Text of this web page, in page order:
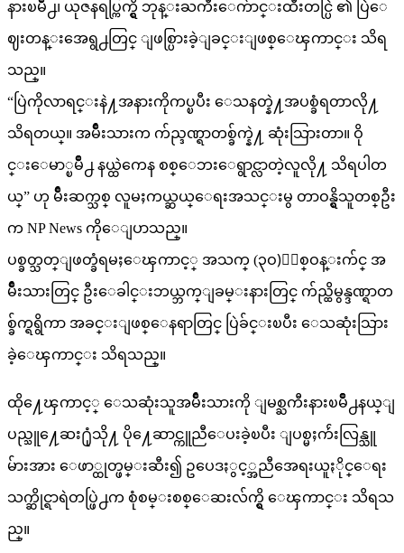
နားၿမိဳ႕၊ ယုဇနရပ္ကြက္ရွိ ဘုန္းႀကီးေက်ာင္းထီးတင္ပြဲ ၏ ပြဲေ
ဈးတန္းအေရွ႕တြင္ ျဖစ္ပြားခဲ့ျခင္းျဖစ္ေၾကာင္း သိရ
သည္။
“ပြဲကိုလာရင္းနဲ႔အနားကိုကပ္ၿပီး ေသနတ္နဲ႔အပစ္ခံရတာလို႔
သိရတယ္။ အမ်ိဳးသားက က်ည္ဒဏ္ရာတစ္ခ်က္နဲ႔ ဆုံးသြားတာ။ ဝို
င္းေမာ္ၿမိဳ႕ နယ္ထဲကေန စစ္ေဘးေရွာင္လာတဲ့လူလို႔ သိရပါတ
ယ္” ဟု မ်ိဳးဆက္သစ္ လူမႈကယ္ဆယ္ေရးအသင္းမွ တာဝန္ရွိသူတစ္ဦး
က NP News ကိုေျပာသည္။
ပစ္ခတ္သတ္ျဖတ္ခံရမႈေၾကာင့္ အသက္ (၃ဝ)ႏွစ္ဝန္းက်င္ အ
မ်ိဳးသားတြင္ ဦးေခါင္းဘယ္ဘက္ျခမ္းနားတြင္ က်ည္ထိမွန္ဒဏ္ရာတ
စ္ခ်က္ရရွိကာ အခင္းျဖစ္ေနရာတြင္ ပြဲခ်င္းၿပီး ေသဆုံးသြား
ခဲ့ေၾကာင္း သိရသည္။
ထို႔ေၾကာင့္ ေသဆုံးသူအမ်ိဳးသားကို ျမစ္ႀကီးနားၿမိဳ႕နယ္ျ
ပည္သူ႔ေဆး႐ုံသို႔ ပို႔ေဆာင္ကူညီေပးခဲ့ၿပီး ျပစ္မႈက်ဴးလြန္သူ
မ်ားအား ေဖာ္ထုတ္ဖမ္းဆီး၍ ဥပေဒႏွင့္အညီအေရးယူႏိုင္‌ေရး
သက္ဆိုင္ရာရဲတပ္ဖြဲ႕က စုံစမ္းစစ္ေဆးလ်က္ရွိ ေၾကာင္း သိရသ
ည္။